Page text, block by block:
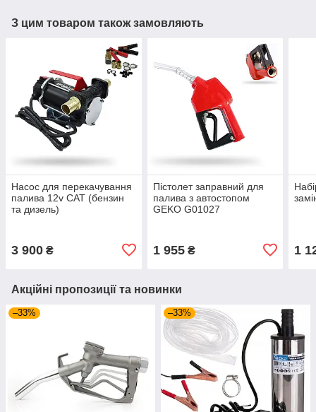
З цим товаром також замовляють
Насос для перекачування
палива 12v САТ (бензин
та дизель)
3 900 ₴
Пістолет заправний для
палива з автостопом
GEKO G01027
1 955₴ 1
Акційні пропозиції та новинки
–33% –33%